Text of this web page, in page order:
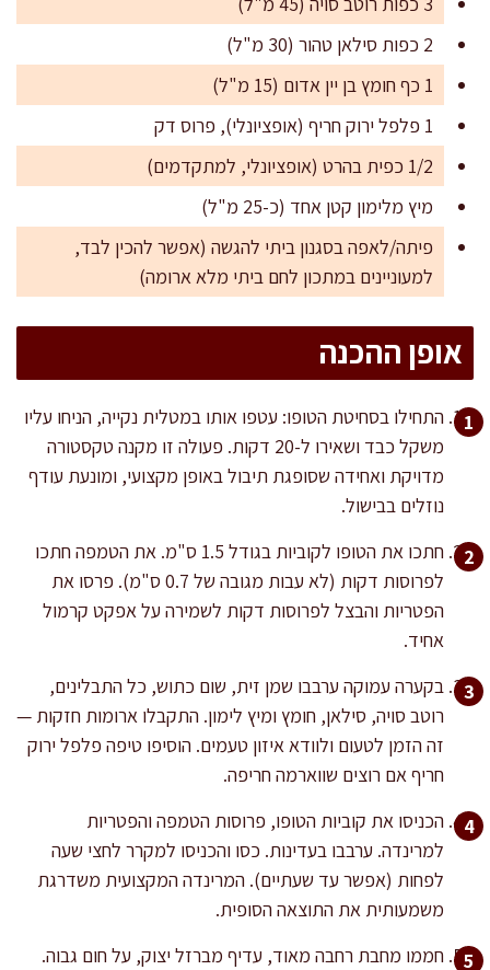
2 כפות סילאן טהור (30 מ"ל)
1 כף חומץ בן יין אדום (15 מ"ל)
1 פלפל ירוק חריף (אופציונלי), פרוס דק
1/2 כפית בהרט (אופציונלי, למתקדמים)
מיץ מלימון קטן אחד (כ-25 מ"ל)
פיתה/לאפה בסגנון ביתי להגשה (אפשר להכין לבד,
למעוניינים במתכון לחם ביתי מלא ארומה)
אופן ההכנה
התחילו בסחיטת הטופו: עטפו אותו במטלית נקייה, הניחו עליו
משקל כבד ושאירו ל-20 דקות. פעולה זו מקנה טקסטורה
מדויקת ואחידה שסופגת תיבול באופן מקצועי, ומונעת עודף
נוזלים בבישול.
חתכו את הטופו לקוביות בגודל 1.5 ס"מ. את הטמפה חתכו
לפרוסות דקות (לא עבות מגובה של 0.7 ס"מ). פרסו את
הפטריות והבצל לפרוסות דקות לשמירה על אפקט קרמול
אחיד.
בקערה עמוקה ערבבו שמן זית, שום כתוש, כל התבלינים,
רוטב סויה, סילאן, חומץ ומיץ לימון. התקבלו ארומות חזקות —
זה הזמן לטעום ולוודא איזון טעמים. הוסיפו טיפה פלפל ירוק
חריף אם רוצים שווארמה חריפה.
הכניסו את קוביות הטופו, פרוסות הטמפה והפטריות
למרינדה. ערבבו בעדינות. כסו והכניסו למקרר לחצי שעה
לפחות (אפשר עד שעתיים). המרינדה המקצועית משדרגת
משמעותית את התוצאה הסופית.
חממו מחבת רחבה מאוד, עדיף מברזל יצוק, על חום גבוה.